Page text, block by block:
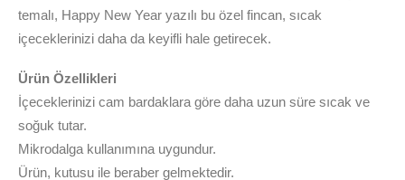
temalı, Happy New Year yazılı bu özel fincan, sıcak
içeceklerinizi daha da keyifli hale getirecek.
Ürün Özellikleri
İçeceklerinizi cam bardaklara göre daha uzun süre sıcak ve
soğuk tutar.
Mikrodalga kullanımına uygundur.
Ürün, kutusu ile beraber gelmektedir.